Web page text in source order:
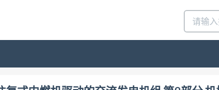
民共和国国家标准 GB/T 2820.92002 往复式内燃机